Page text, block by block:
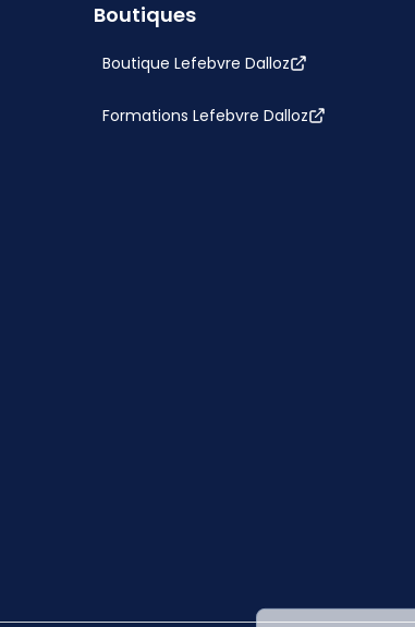
Boutiques
Boutique Lefebvre Dalloz
Formations Lefebvre Dalloz